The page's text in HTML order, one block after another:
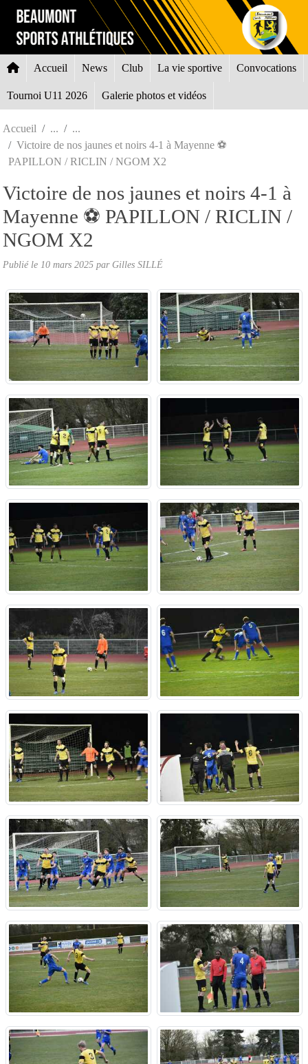
Accueil News Club La vie sportive Convocations
Tournoi U11 2026 Galerie photos et vidéos
Accueil
Victoire de nos jaunes et noirs 4-1 à Mayenne ⚽️
PAPILLON / RICLIN / NGOM X2
Victoire de nos jaunes et noirs 4-1 à
Mayenne ⚽️ PAPILLON / RICLIN /
NGOM X2
Publié le 10 mars 2025 par Gilles SILLÉ
Panneau de gestion des cookies